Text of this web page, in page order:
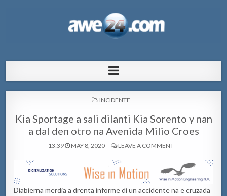
pa Aruba
POSTED
INCIDENTE
Kia Sportage a sali dilanti Kia Sorento y nan
a dal den otro na Avenida Milio Croes
13:39 MAY 8, 2020 LEAVE A COMMENT
Diabierna merdia a drenta informe di un accidente na e cruzada